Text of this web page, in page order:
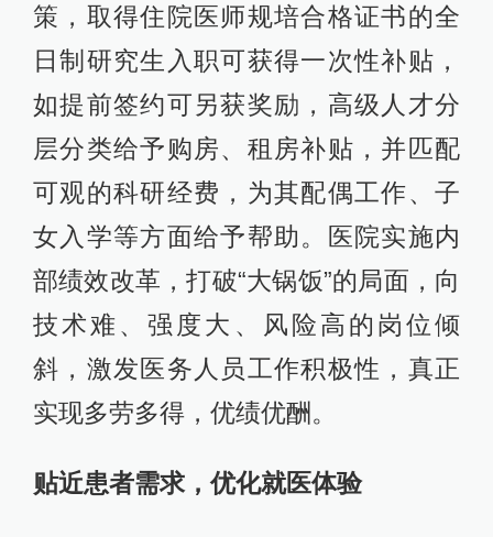
策，取得住院医师规培合格证书的全
日制研究生入职可获得一次性补贴，
如提前签约可另获奖励，高级人才分
层分类给予购房、租房补贴，并匹配
可观的科研经费，为其配偶工作、子
女入学等方面给予帮助。医院实施内
部绩效改革，打破“大锅饭”的局面，向
技术难、强度大、风险高的岗位倾
斜，激发医务人员工作积极性，真正
实现多劳多得，优绩优酬。
贴近患者需求，优化就医体验